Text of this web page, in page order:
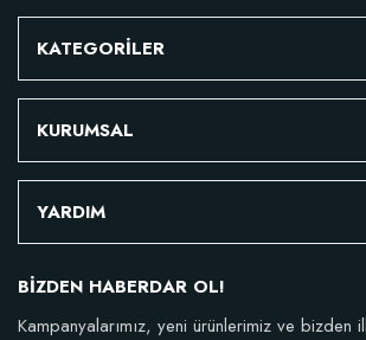
KATEGORİLER
KURUMSAL
YARDIM
BİZDEN HABERDAR OL!
Kampanyalarımız, yeni ürünlerimiz ve bizden